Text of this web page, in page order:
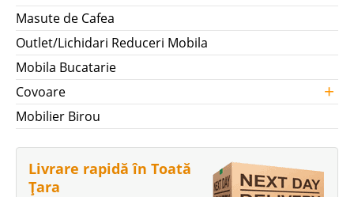
Masute de Cafea
Outlet/Lichidari Reduceri Mobila
Mobila Bucatarie
Covoare
+
Mobilier Birou
Livrare rapidă în Toată
Țara